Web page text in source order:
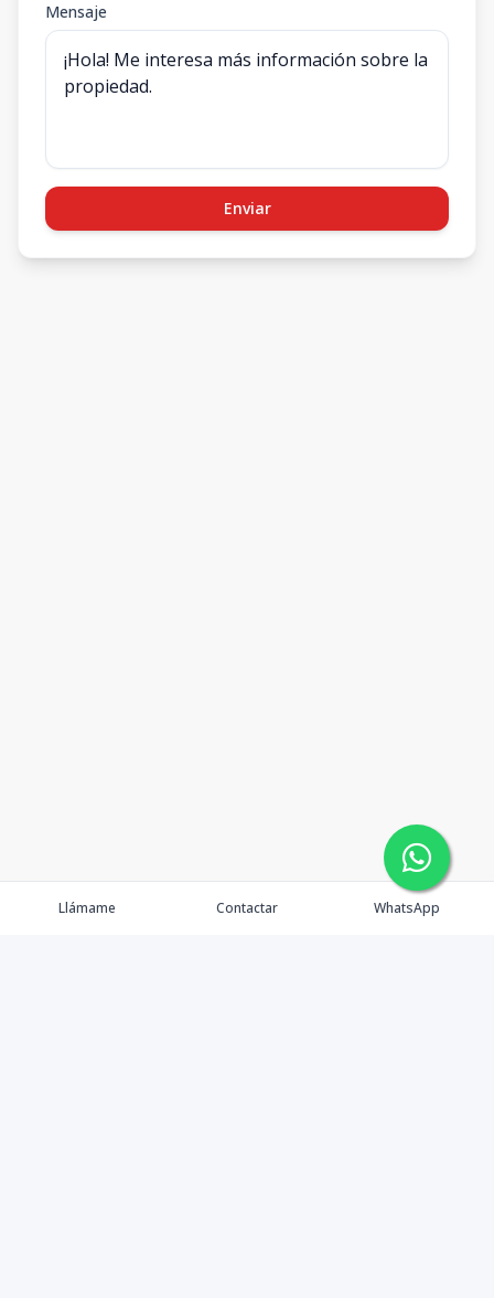
Mensaje
Enviar
Llámame Contactar WhatsApp